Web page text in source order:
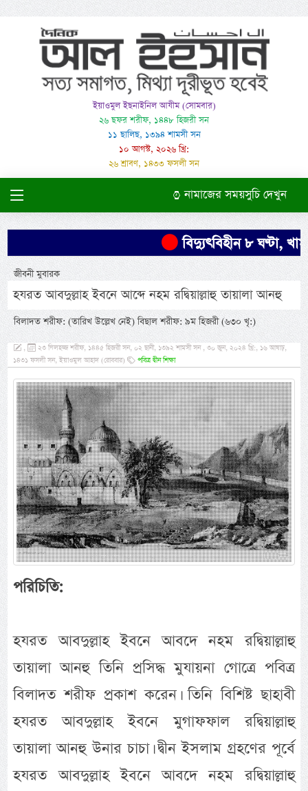
ইয়াওমুল ইছনাইনিল আযীম (সোমবার)
২৬ ছফর শরীফ, ১৪৪৮ হিজরী সন
১১ ছালিছ, ১৩৯৪ শামসী সন
১০ আগস্ট, ২০২৬ খ্রি:
২৬ শ্রাবণ, ১৪৩৩ ফসলী সন
নামাজের সময়সুচি দেখুন
বিদ্যুৎবিহীন ৮ ঘণ্টা,
জীবনী মুবারক
হযরত আবদুল্লাহ ইবনে আব্দে নহম রদ্বিয়াল্লাহু তায়ালা আনহু
বিলাদত শরীফ: (তারিখ উল্লেখ নেই) বিছাল শরীফ: ৯ম হিজরী (৬৩০ খৃ:)
,
২৩ যিলহজ্জ শরীফ, ১৪৪৫ হিজরী সন, ০২ ছানী, ১৩৯২ শামসী সন , ৩০ জুন, ২০২৪ খ্রি:, ১৬ আষাঢ়,
১৪৩১ ফসলী সন, ইয়াওমুল আহাদ (রোববার)
পবিত্র দ্বীন শিক্ষা
পরিচিতি:
হযরত আবদুল্লাহ ইবনে আবদে নহম রদ্বিয়াল্লাহু
তায়ালা আনহু তিনি প্রসিদ্ধ মুযায়না গোত্রে পবিত্র
বিলাদত শরীফ প্রকাশ করেন। তিনি বিশিষ্ট ছাহাবী
হযরত আবদুল্লাহ ইবনে মুগাফফাল রদ্বিয়াল্লাহু
তায়ালা আনহু উনার চাচা। দ্বীন ইসলাম গ্রহণের পূর্বে
হযরত আবদুল্লাহ ইবনে আবদে নহম রদ্বিয়াল্লাহু